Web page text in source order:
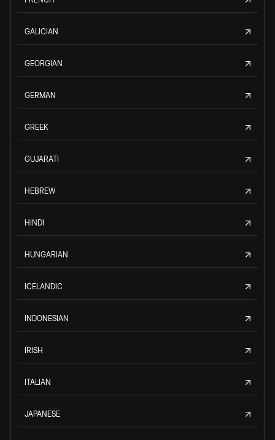
GALICIAN
GEORGIAN
GERMAN
GREEK
GUJARATI
HEBREW
HINDI
HUNGARIAN
ICELANDIC
INDONESIAN
IRISH
ITALIAN
JAPANESE